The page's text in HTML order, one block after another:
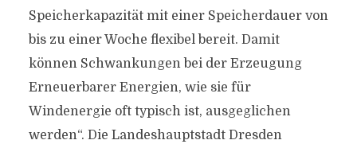
Speicherkapazität mit einer Speicherdauer von
bis zu einer Woche flexibel bereit. Damit
können Schwankungen bei der Erzeugung
Erneuerbarer Energien, wie sie für
Windenergie oft typisch ist, ausgeglichen
werden“. Die Landeshauptstadt Dresden